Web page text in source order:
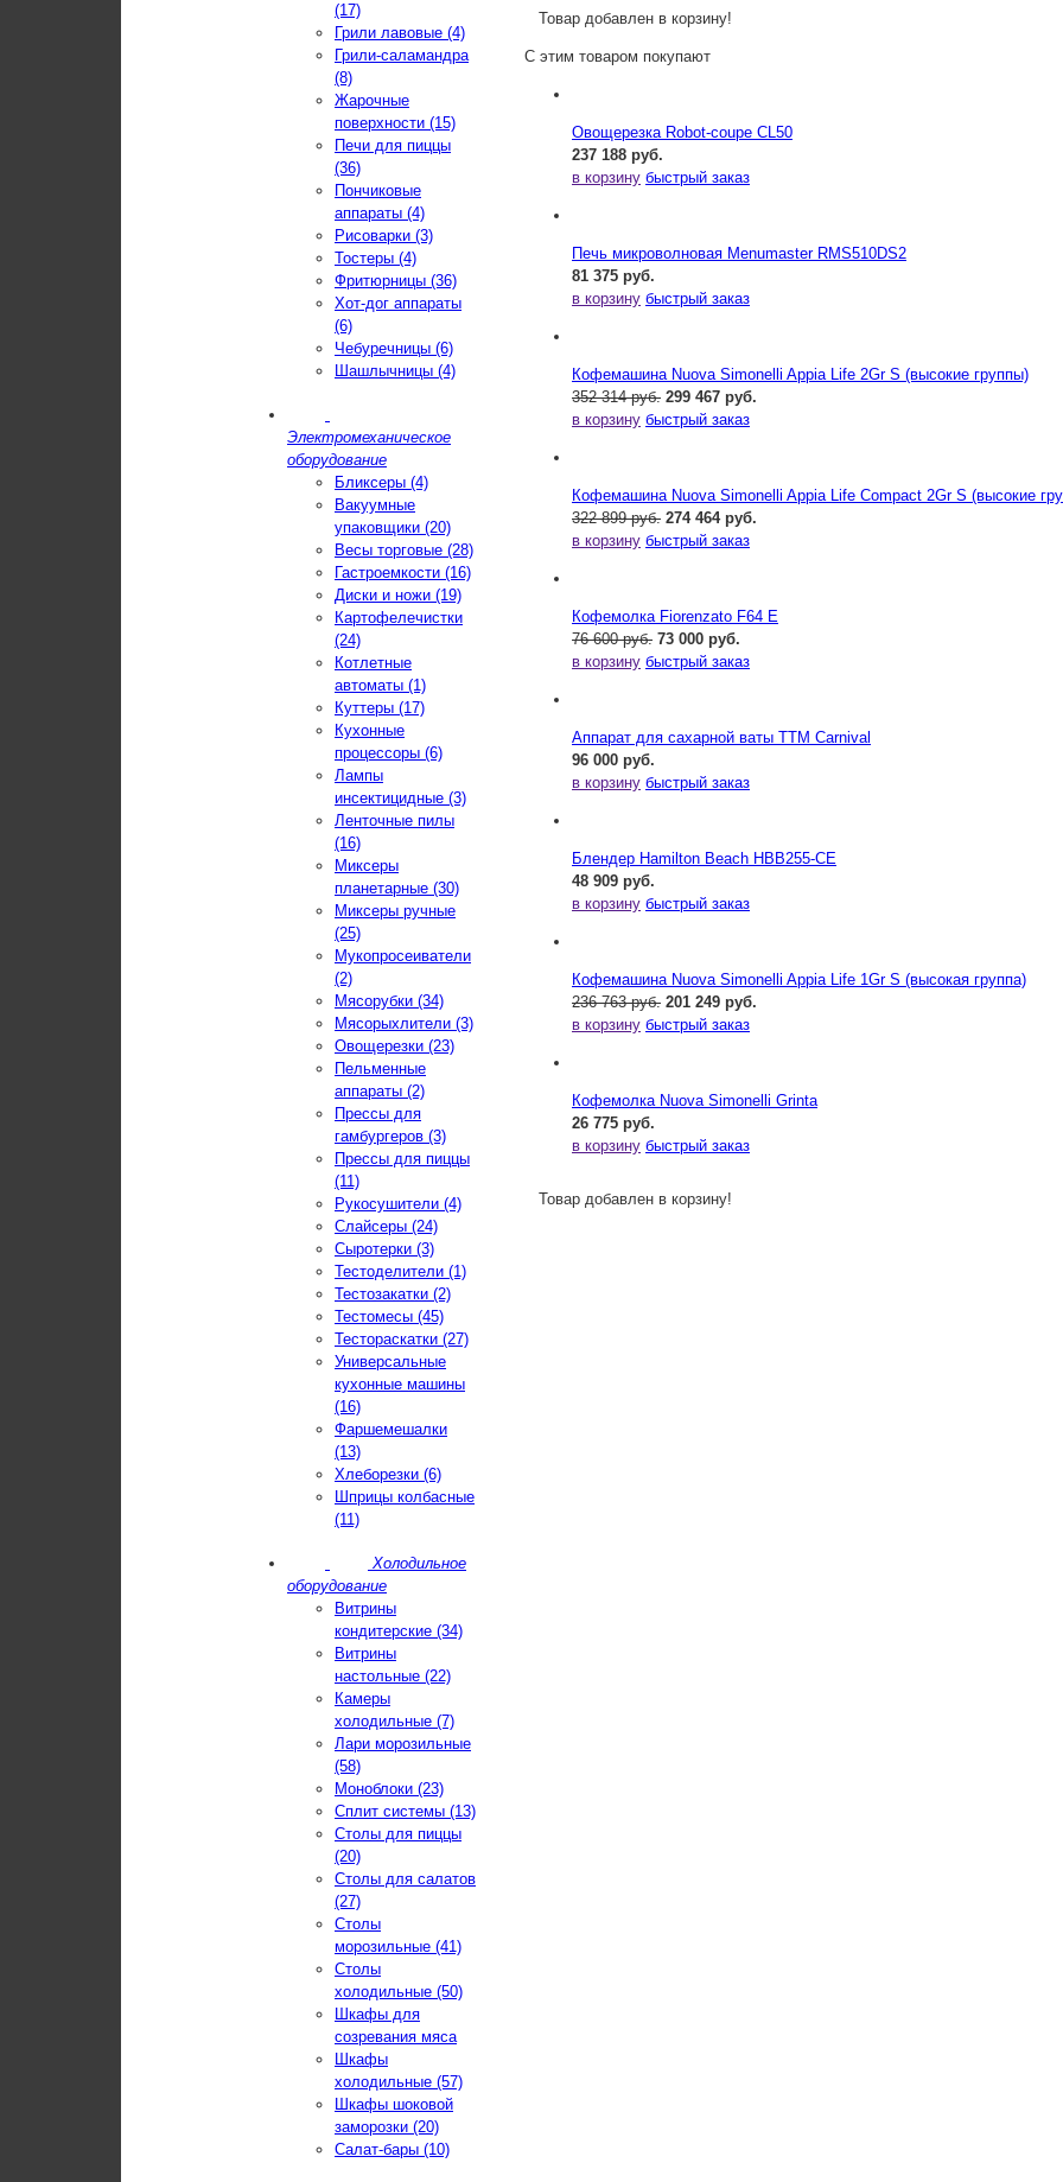
Товар добавлен в корзину!
С этим товаром покупают
Овощерезка Robot-coupe CL50
237 188 руб.
в корзину быстрый заказ
Печь микроволновая Menumaster RMS510DS2
81 375 руб.
в корзину быстрый заказ
Кофемашина Nuova Simonelli Appia Life 2Gr S (высокие группы)
352 314 руб. 299 467 руб.
в корзину быстрый заказ
Кофемашина Nuova Simonelli Appia Life Compact 2Gr S (высокие
322 899 руб. 274 464 руб.
в корзину быстрый заказ
Кофемолка Fiorenzato F64 E
76 600 руб. 73 000 руб.
в корзину быстрый заказ
Аппарат для сахарной ваты ТТМ Carnival
96 000 руб.
в корзину быстрый заказ
Блендер Hamilton Beach HBB255-CE
48 909 руб.
в корзину быстрый заказ
Кофемашина Nuova Simonelli Appia Life 1Gr S (высокая группа)
236 763 руб. 201 249 руб.
в корзину быстрый заказ
Кофемолка Nuova Simonelli Grinta
26 775 руб.
в корзину быстрый заказ
Товар добавлен в корзину!
(17)
Грили лавовые (4)
Грили-саламандра
(8)
Жарочные
поверхности (15)
Печи для пиццы
(36)
Пончиковые
аппараты (4)
Рисоварки (3)
Тостеры (4)
Фритюрницы (36)
Хот-дог аппараты
(6)
Чебуречницы (6)
Шашлычницы (4)
Электромеханическое
оборудование
Бликсеры (4)
Вакуумные
упаковщики (20)
Весы торговые (28)
Гастроемкости (16)
Диски и ножи (19)
Картофелечистки
(24)
Котлетные
автоматы (1)
Куттеры (17)
Кухонные
процессоры (6)
Лампы
инсектицидные (3)
Ленточные пилы
(16)
Миксеры
планетарные (30)
Миксеры ручные
(25)
Мукопросеиватели
(2)
Мясорубки (34)
Мясорыхлители (3)
Овощерезки (23)
Пельменные
аппараты (2)
Прессы для
гамбургеров (3)
Прессы для пиццы
(11)
Рукосушители (4)
Слайсеры (24)
Сыротерки (3)
Тестоделители (1)
Тестозакатки (2)
Тестомесы (45)
Тестораскатки (27)
Универсальные
кухонные машины
(16)
Фаршемешалки
(13)
Хлеборезки (6)
Шприцы колбасные
(11)
Холодильное
оборудование
Витрины
кондитерские (34)
Витрины
настольные (22)
Камеры
холодильные (7)
Лари морозильные
(58)
Моноблоки (23)
Сплит системы (13)
Столы для пиццы
(20)
Столы для салатов
(27)
Столы
морозильные (41)
Столы
холодильные (50)
Шкафы для
созревания мяса
Шкафы
холодильные (57)
Шкафы шоковой
заморозки (20)
Салат-бары (10)